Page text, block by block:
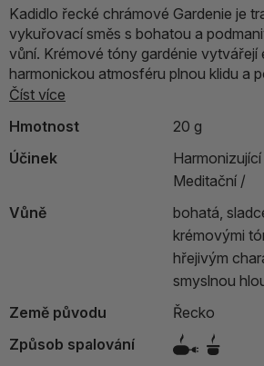
Kadidlo řecké chrámové Gardenie je
vykuřovací směs s bohatou a
vůní. Krémové tóny gardénie vytvářejí
harmonickou atmosféru plnou klidu a
Číst více
Hmotnost
20 g
Účinek
Harmonizující
Meditační /
Vůně
bohatá,
krémovými
hřejivým
smyslnou
Země původu
Řecko
Způsob spalování